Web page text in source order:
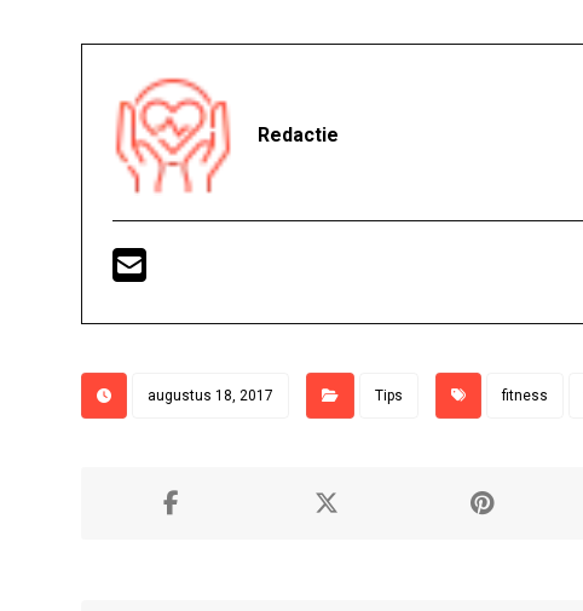
Redactie
augustus 18, 2017 Tips fitness